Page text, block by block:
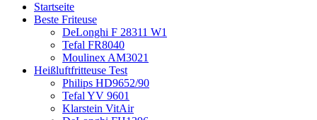
Startseite
Beste Friteuse
DeLonghi F 28311 W1
Tefal FR8040
Moulinex AM3021
Heißluftfritteuse Test
Philips HD9652/90
Tefal YV 9601
Klarstein VitAir